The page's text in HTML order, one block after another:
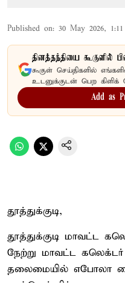
Published on: 30 May 2026,
தினத்தந்தியை கூகுளில்
கூகுள் செய்திகளில்
உடனுக்குடன் பெற கிளிக்
Add as
தூத்துக்குடி,
தூத்துக்குடி மாவட்ட
நேற்று மாவட்ட
தலைமையில் எபோலா